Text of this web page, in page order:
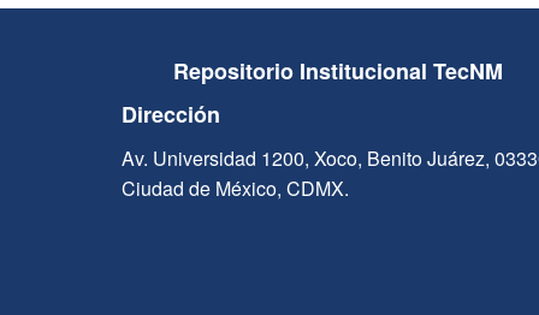
Repositorio Institucional TecNM
Dirección
Av. Universidad 1200, Xoco, Benito Juárez,
Ciudad de México, CDMX.